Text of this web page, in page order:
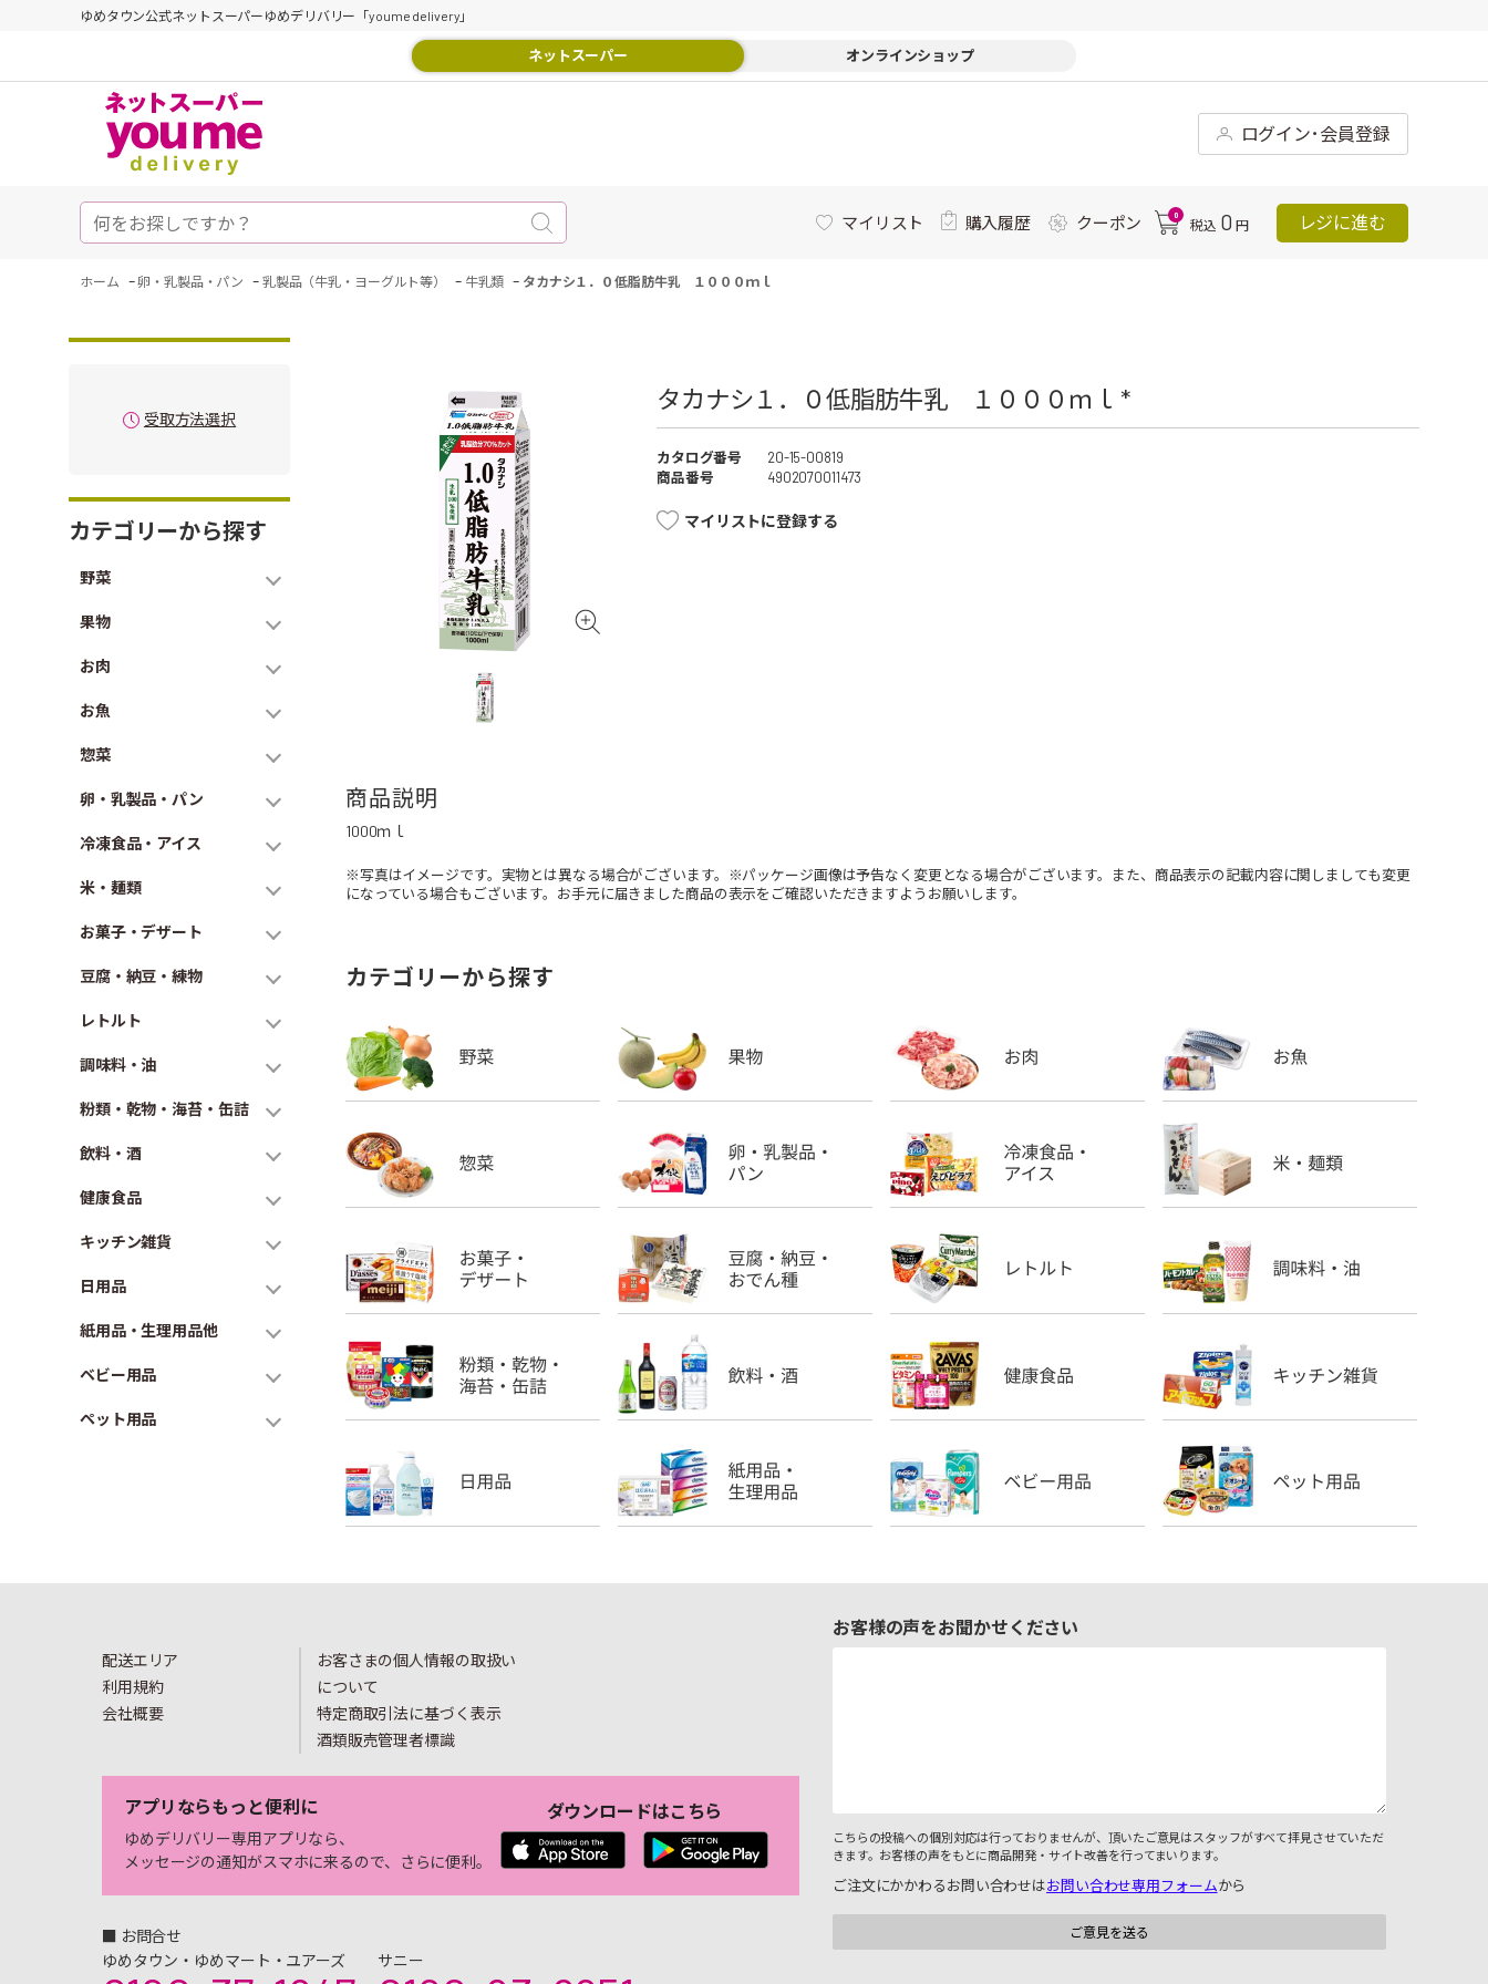
ゆめタウン公式ネットスーパーゆめデリバリー「youme delivery」
ネットスーパー オンラインショップ
ログイン･会員登録
マイリスト 購入履歴 クーポン 0
税込 0 円 レジに進む
ホーム -卵・乳製品・パン - 乳製品（牛乳・ヨーグルト等） - 牛乳類 - タカナシ１．０低脂肪牛乳 １０００ｍｌ
受取方法選択
カテゴリーから探す
野菜
果物
お肉
お魚
惣菜
卵・乳製品・パン
冷凍食品・アイス
米・麺類
お菓子・デザート
豆腐・納豆・練物
レトルト
調味料・油
粉類・乾物・海苔・缶詰
飲料・酒
健康食品
キッチン雑貨
日用品
紙用品・生理用品他
ベビー用品
ペット用品
タカナシ１．０低脂肪牛乳 １０００ｍｌ *
カタログ番号
20-15-00819
商品番号
4902070011473
マイリストに登録する
商品説明
1000ｍｌ
※写真はイメージです。実物とは異なる場合がございます。※パッケージ画像は予告なく変更となる場合がございます。また、商品表示の記載内容に関しましても変更
になっている場合もございます。お手元に届きました商品の表示をご確認いただきますようお願いします。
カテゴリーから探す
配送エリア
利用規約
会社概要
お客さまの個人情報の取扱い
について
特定商取引法に基づく表示
酒類販売管理者標識
アプリならもっと便利に
ゆめデリバリー専用アプリなら、
メッセージの通知がスマホに来るので、さらに便利。
ダウンロードはこちら
■ お問合せ
ゆめタウン・ゆめマート・ユアーズ
サニー
お客様の声をお聞かせください
こちらの投稿への個別対応は行っておりませんが、頂いたご意見はスタッフがすべて拝見させていただ
きます。お客様の声をもとに商品開発・サイト改善を行ってまいります。
ご注文にかかわるお問い合わせはお問い合わせ専用フォームから